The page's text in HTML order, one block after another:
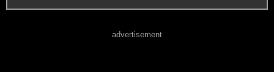
advertisement